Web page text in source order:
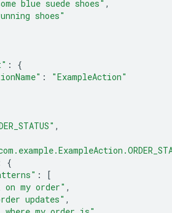
blue suede shoes" ,
shoes"
:
{
:
"ExampleAction"
,
{
:
[
on my order" ,
updates" ,